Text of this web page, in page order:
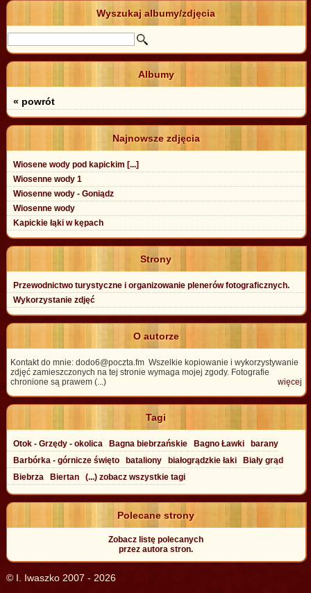
Wyszukaj albumy/zdjęcia
Albumy
« powrót
Najnowsze zdjęcia
Wiosene wody pod kapickim [...]
Wiosenne wody 1
Wiosenne wody - Goniądz
Wiosenne wody
Kapickie łąki w kępach
Strony
Przewodnictwo turystyczne i organizowanie plenerów fotograficznych.
Wykorzystanie zdjęć
O autorze
Kontakt do mnie: dodo6@poczta.fm Wszelkie kopiowanie i wykorzystywanie
zdjęć zamieszczonych na tej stronie wymaga mojej zgody. Fotografie
chronione są prawem (...)
więcej
Tagi
Otok - Grzędy - okolica Bagna biebrzańskie Bagno Ławki
barany
Barbórka - górnicze święto
bataliony białogrądzkie łaki
Biały grąd
Biebrza
Biertan (...) zobacz wszystkie tagi
Polecane strony
Zobacz listę polecanych
przez autora stron.
© I. Iwaszko 2007 - 2026